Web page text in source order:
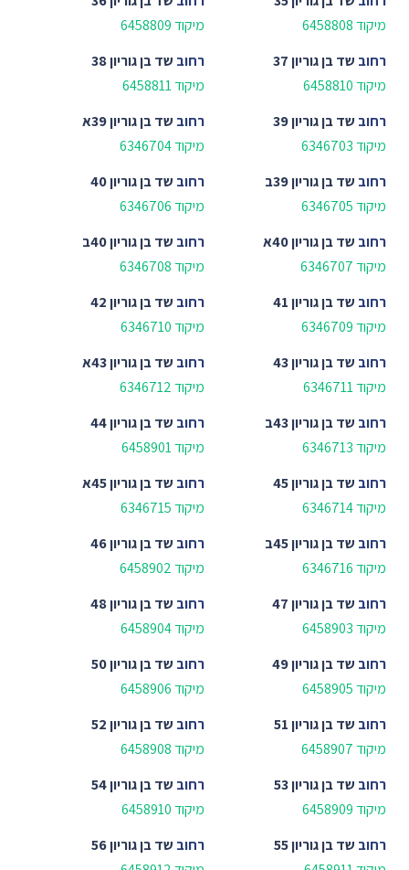
מיקוד 6458808
מיקוד 6458809
רחוב שד בן גוריון 37
מיקוד 6458810
רחוב שד בן גוריון 38
מיקוד 6458811
רחוב שד בן גוריון 39
מיקוד 6346703
רחוב שד בן גוריון 39א
מיקוד 6346704
רחוב שד בן גוריון 39ב
מיקוד 6346705
רחוב שד בן גוריון 40
מיקוד 6346706
רחוב שד בן גוריון 40א
מיקוד 6346707
רחוב שד בן גוריון 40ב
מיקוד 6346708
רחוב שד בן גוריון 41
מיקוד 6346709
רחוב שד בן גוריון 42
מיקוד 6346710
רחוב שד בן גוריון 43
מיקוד 6346711
רחוב שד בן גוריון 43א
מיקוד 6346712
רחוב שד בן גוריון 43ב
מיקוד 6346713
רחוב שד בן גוריון 44
מיקוד 6458901
רחוב שד בן גוריון 45
מיקוד 6346714
רחוב שד בן גוריון 45א
מיקוד 6346715
רחוב שד בן גוריון 45ב
מיקוד 6346716
רחוב שד בן גוריון 46
מיקוד 6458902
רחוב שד בן גוריון 47
מיקוד 6458903
רחוב שד בן גוריון 48
מיקוד 6458904
רחוב שד בן גוריון 49
מיקוד 6458905
רחוב שד בן גוריון 50
מיקוד 6458906
רחוב שד בן גוריון 51
מיקוד 6458907
רחוב שד בן גוריון 52
מיקוד 6458908
רחוב שד בן גוריון 53
מיקוד 6458909
רחוב שד בן גוריון 54
מיקוד 6458910
רחוב שד בן גוריון 55
רחוב שד בן גוריון 56